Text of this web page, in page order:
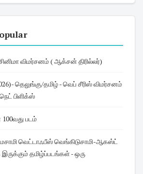
சினிமா விமர்சனம் ( ஆக்சன் திரில்லர்)
தமிழ் - வெப் சீரிஸ் விமர்சனம்
பிளிக்ஸ்
100வது படம்
வெட்டாஃபீஸ் வெங்கிடுசாமி-ஆகஸ்ட்
தமிழ்ப்படங்கள் - ஒரு